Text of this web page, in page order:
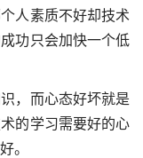
人素质不好却技术
功只会加快一个低
，而心态好坏就是
的学习需要好的心
。